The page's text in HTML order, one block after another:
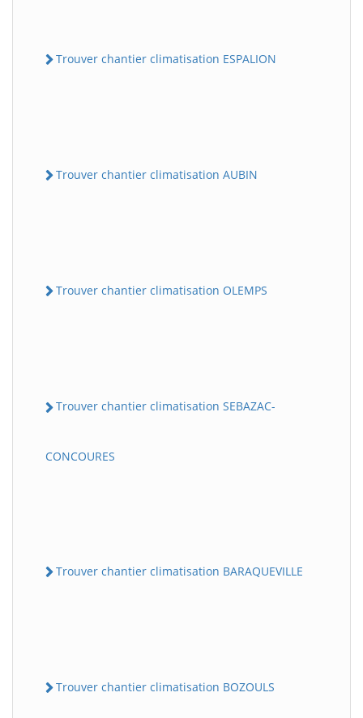
Trouver chantier climatisation ESPALION
Trouver chantier climatisation AUBIN
Trouver chantier climatisation OLEMPS
Trouver chantier climatisation SEBAZAC-
CONCOURES
Trouver chantier climatisation BARAQUEVILLE
Trouver chantier climatisation BOZOULS